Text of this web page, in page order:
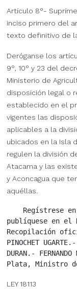
Artículo 8°-
inciso primero del
texto definitivo de
Deróganse los
9°, 10° y 23 del
Ministerio de
disposición legal o
establecido en el
vigentes las
aplicables a la
ubicados en la Isla
regulen la división
Atacama y las
y Aconcagua que
aquéllas.
Regístrese
publíquese en
Recopilación
PINOCHET
DURAN.-
LEY 18113